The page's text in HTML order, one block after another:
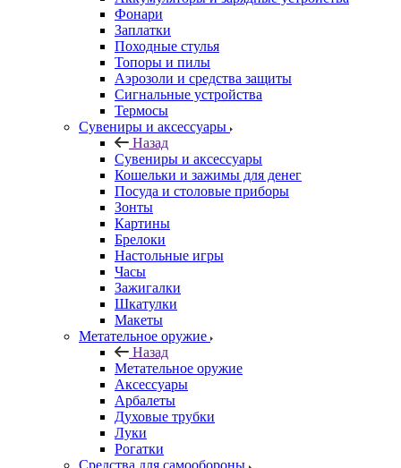
Фонари
Заплатки
Походные стулья
Топоры и пилы
Аэрозоли и средства защиты
Сигнальные устройства
Термосы
Сувениры и аксессуары
Назад
Сувениры и аксессуары
Кошельки и зажимы для денег
Посуда и столовые приборы
Зонты
Картины
Брелоки
Настольные игры
Часы
Зажигалки
Шкатулки
Макеты
Метательное оружие
Назад
Метательное оружие
Аксессуары
Арбалеты
Духовые трубки
Луки
Рогатки
Средства для самообороны